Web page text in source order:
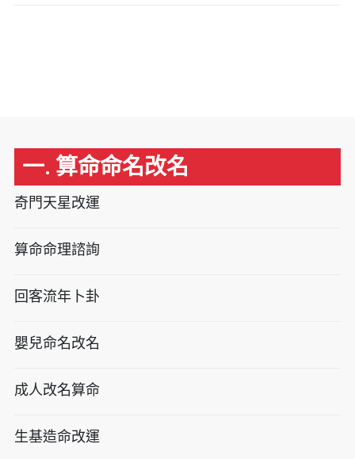
一. 算命命名改名
奇門天星改運
算命命理諮詢
回客流年卜卦
嬰兒命名改名
成人改名算命
生基造命改運